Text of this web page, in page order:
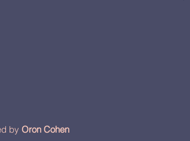
by Oron Cohen